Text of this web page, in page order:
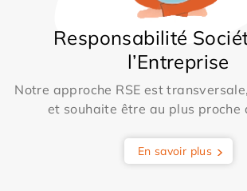
Responsabilité
l’Entreprise
Notre approche RSE est
et souhaite être au plus proche
En savoir plus